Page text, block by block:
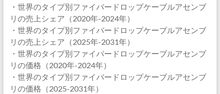
・世界のタイプ別ファイバードロップケーブルアセンブ
リの売上シェア（2020年-2024年）
・世界のタイプ別ファイバードロップケーブルアセンブ
リの売上シェア（2025年-2031年）
・世界のタイプ別ファイバードロップケーブルアセンブ
リの価格（2020年-2024年）
・世界のタイプ別ファイバードロップケーブルアセンブ
リの価格（2025-2031年）